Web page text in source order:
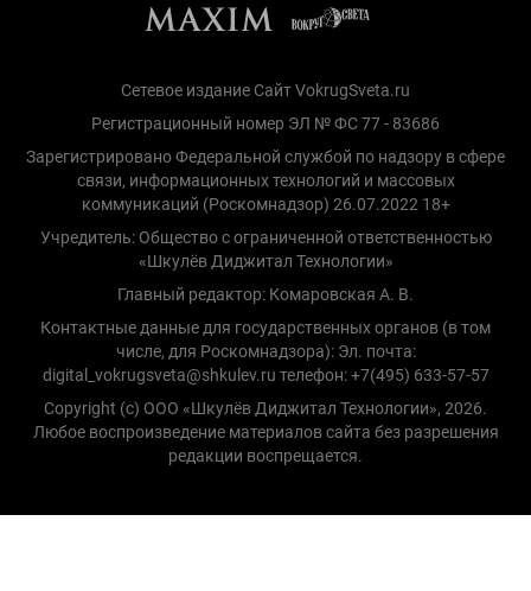
Сетевое издание Сайт VokrugSveta.ru
Регистрационный номер ЭЛ № ФС 77 - 83686
Зарегистрировано Федеральной службой по надзору в сфере
связи, информационных технологий и массовых
коммуникаций (Роскомнадзор) 26.07.2022 18+
Учредитель: Общество с ограниченной ответственностью
«Шкулёв Диджитал Технологии»
Главный редактор: Комаровская А. В.
Контактные данные для государственных органов (в том
числе, для Роскомнадзора): Эл. почта:
digital_vokrugsveta@shkulev.ru телефон: +7(495) 633-57-57
Copyright (с) ООО «Шкулёв Диджитал Технологии», 2026.
Любое воспроизведение материалов сайта без разрешения
редакции воспрещается.